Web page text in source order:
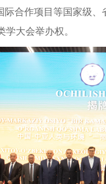
合作项目等国家级
大会举办权。